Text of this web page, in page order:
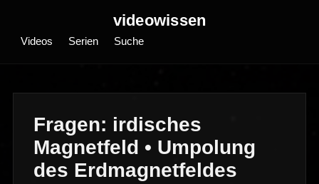
videowissen
Videos Serien Suche
Fragen: irdisches
Magnetfeld • Umpolung
des Erdmagnetfeldes